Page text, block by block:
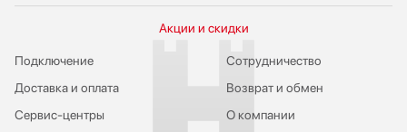
Акции и скидки
Подключение
Сервис-центры
Доставка и оплата
Сотрудничество
Возврат и обмен
О компании